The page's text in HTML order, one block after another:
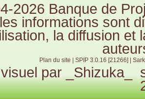
2026 Banque de
informations sont
la diffusion et
Plan du site SPIP 3.0.16 [21266]
par _Shizuka_